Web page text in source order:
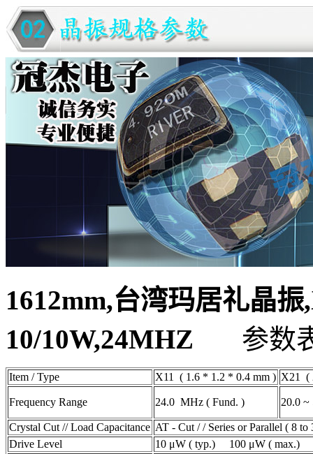
1612mm,台湾玛居礼晶振
10/10W,24MHZ
参数
Item / Type X11 ( 1.6 * 1.2 * 0.4 mm ) X21 (
Frequency Range 24.0 MHz ( Fund. ) 20.0 ~
Crystal Cut // Load Capacitance AT - Cut / / Series or Parallel ( 8 to
Drive Level
10 μW ( typ.) 100 μW ( max.)